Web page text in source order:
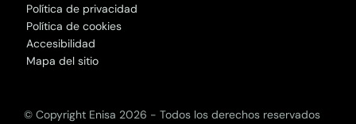
Política de privacidad
Política de cookies
Accesibilidad
Mapa del sitio
© Copyright Enisa 2026 - Todos los derechos reservados